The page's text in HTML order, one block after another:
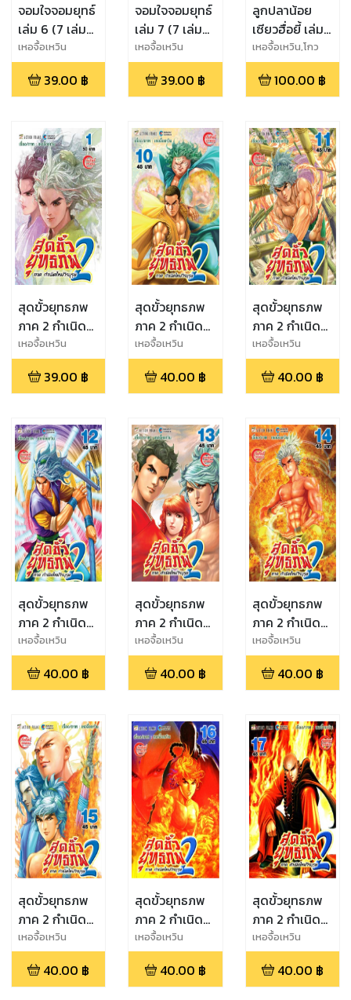
จอมใจจอมยุทธ์
เล่ม 6 (7 เล่ม
จบ)
เหอจื้อเหวิน
39.00 ฿
จอมใจจอมยุทธ์
เล่ม 7 (7 เล่ม
จบ)
เหอจื้อเหวิน
39.00 ฿
ลูกปลาน้อย
เซียวฮื่อยี้ เล่ม
12
เหอจื้อเหวิน,โกว
เล้ง
100.00 ฿
สุดขั้วยุทธภพ
ภาค 2 กำเนิด
ใหม่วีรบุรุษ เล่ม
1
เหอจื้อเหวิน
39.00 ฿
สุดขั้วยุทธภพ
ภาค 2 กำเนิด
ใหม่วีรบุรุษ เล่ม
10
เหอจื้อเหวิน
40.00 ฿
สุดขั้วยุทธภพ
ภาค 2 กำเนิด
ใหม่วีรบุรุษ เล่ม
11
เหอจื้อเหวิน
40.00 ฿
สุดขั้วยุทธภพ
ภาค 2 กำเนิด
ใหม่วีรบุรุษ เล่ม
12
เหอจื้อเหวิน
40.00 ฿
สุดขั้วยุทธภพ
ภาค 2 กำเนิด
ใหม่วีรบุรุษ เล่ม
13
เหอจื้อเหวิน
40.00 ฿
สุดขั้วยุทธภพ
ภาค 2 กำเนิด
ใหม่วีรบุรุษ เล่ม
14
เหอจื้อเหวิน
40.00 ฿
สุดขั้วยุทธภพ
ภาค 2 กำเนิด
ใหม่วีรบุรุษ เล่ม
15
เหอจื้อเหวิน
40.00 ฿
สุดขั้วยุทธภพ
ภาค 2 กำเนิด
ใหม่วีรบุรุษ เล่ม
16
เหอจื้อเหวิน
40.00 ฿
สุดขั้วยุทธภพ
ภาค 2 กำเนิด
ใหม่วีรบุรุษ เล่ม
17
เหอจื้อเหวิน
40.00 ฿